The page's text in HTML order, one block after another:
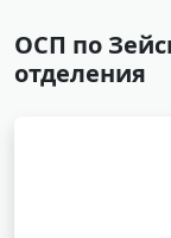
ОСП по
отделения